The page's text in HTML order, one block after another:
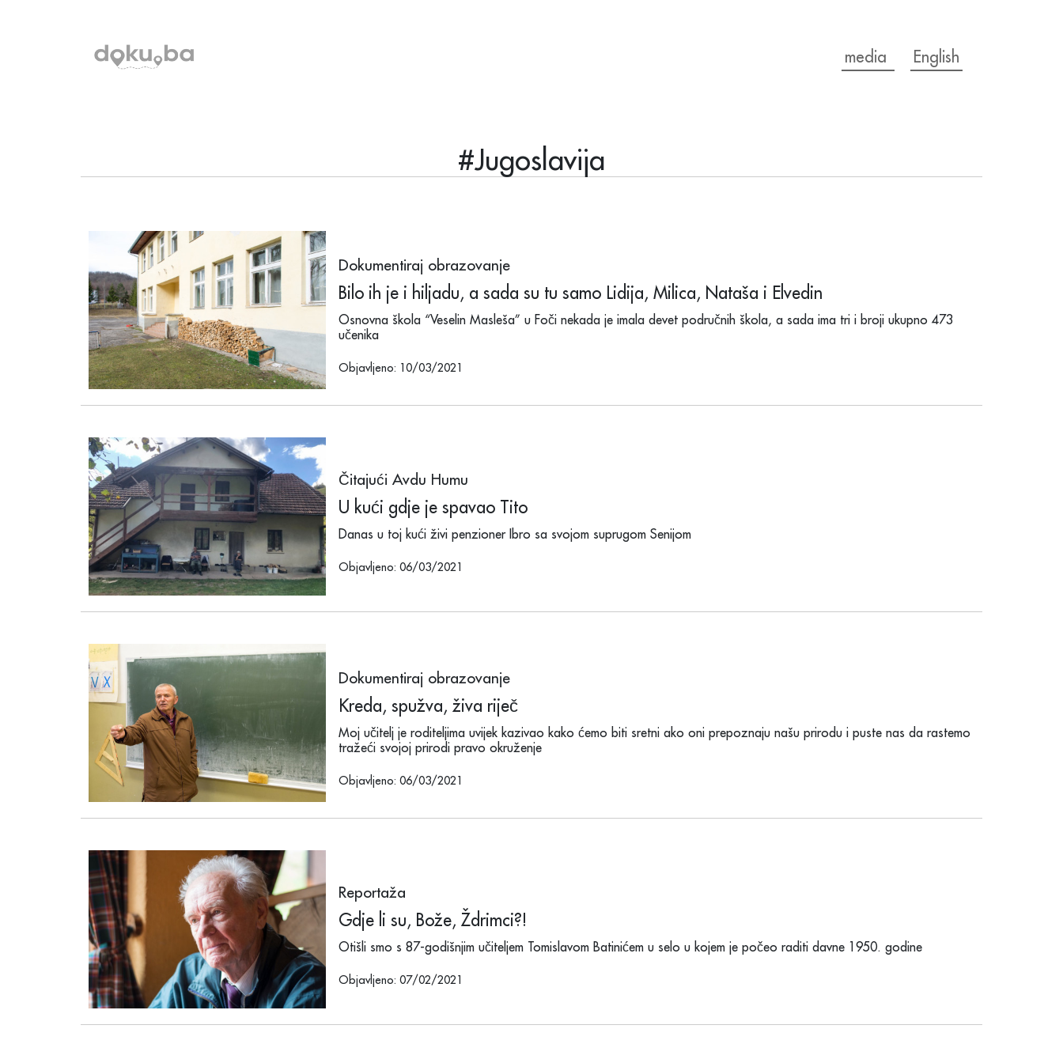
media English
#Jugoslavija
Dokumentiraj obrazovanje
Bilo ih je i hiljadu, a sada su tu samo Lidija, Milica, Nataša i Elvedin
Osnovna škola “Veselin Masleša” u Foči nekada je imala devet područnih škola, a sada ima tri i broji ukupno 473
učenika
Objavljeno: 10/03/2021
Čitajući Avdu Humu
U kući gdje je spavao Tito
Danas u toj kući živi penzioner Ibro sa svojom suprugom Senijom
Objavljeno: 06/03/2021
Dokumentiraj obrazovanje
Kreda, spužva, živa riječ
Moj učitelj je roditeljima uvijek kazivao kako ćemo biti sretni ako oni prepoznaju našu prirodu i puste nas da rastemo
tražeći svojoj prirodi pravo okruženje
Objavljeno: 06/03/2021
Reportaža
Gdje li su, Bože, Ždrimci?!
Otišli smo s 87-godišnjim učiteljem Tomislavom Batinićem u selo u kojem je počeo raditi davne 1950. godine
Objavljeno: 07/02/2021